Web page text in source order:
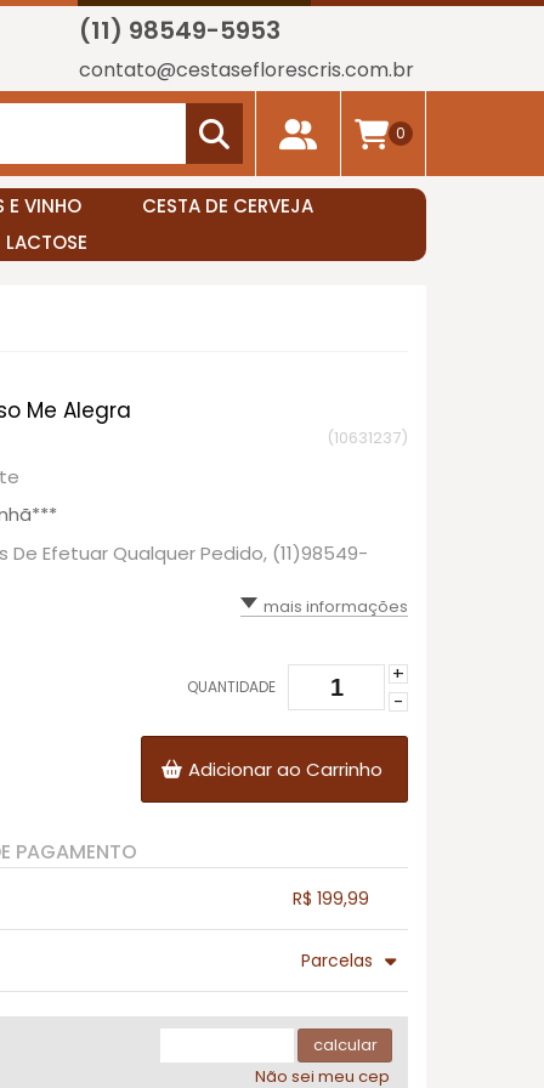
(11) 98549-5953
contato@cestaseflorescris.com.br
0
E VINHO
CESTA DE CERVEJA
LACTOSE
Me Alegra
(10631237)
Efetuar Qualquer Pedido, (11)98549-
mais informações
QUANTIDADE
+
-
Adicionar ao Carrinho
PAGAMENTO
R$ 199,99
Parcelas
......
calcular
Não sei meu cep